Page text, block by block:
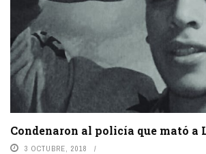
Condenaron al policía que mató a
3 OCTUBRE, 2018